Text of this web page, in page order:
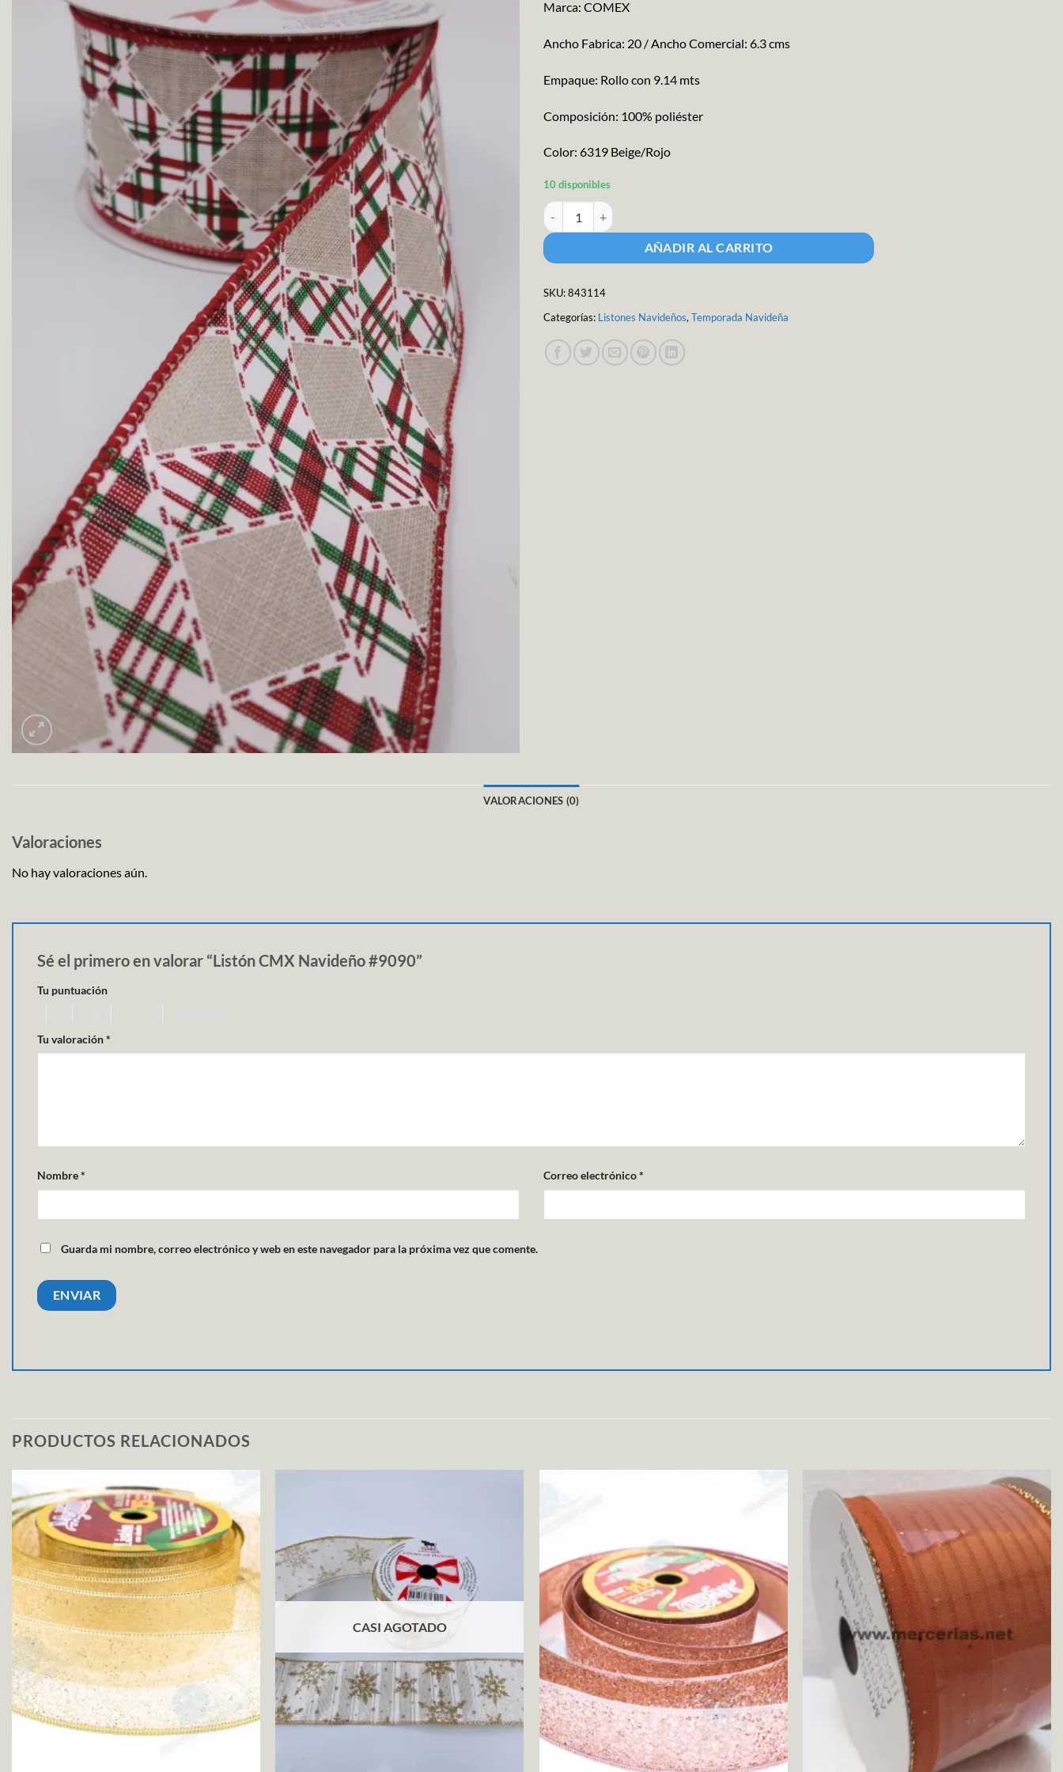
Marca: COMEX
Ancho Fabrica: 20 / Ancho Comercial: 6.3 cms
Empaque: Rollo con 9.14 mts
Composición: 100% poliéster
Color: 6319 Beige/Rojo
10 disponibles
Listón CMX Navideño #9090 cantidad
AÑADIR AL CARRITO
SKU:843114
Categorías: Listones Navideños, Temporada Navideña
VALORACIONES (0)
Valoraciones
No hay valoraciones aún.
Sé el primero en valorar “Listón CMX Navideño #9090”
Tu puntuación
Tu valoración*
Nombre* Correo electrónico*
Guarda mi nombre, correo electrónico y web en este navegador para la próxima vez que comente.
PRODUCTOS RELACIONADOS
CASI AGOTADO